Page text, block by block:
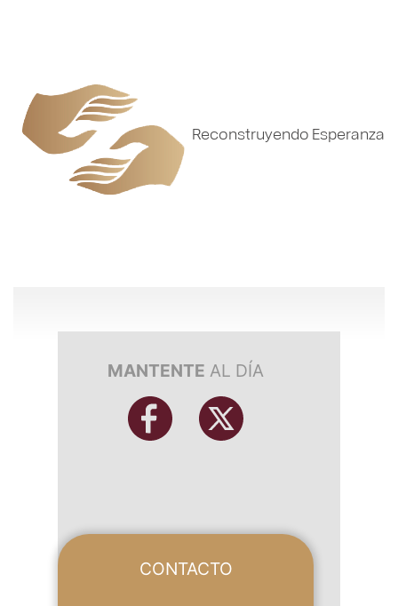
Reconstruyendo Esperanza
MANTENTE AL DÍA
CONTACTO